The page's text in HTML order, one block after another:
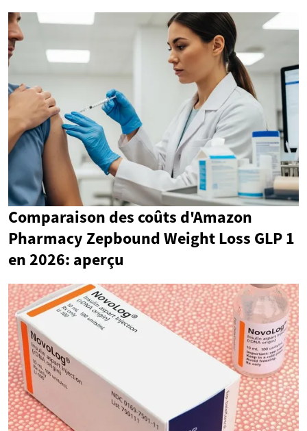
Comparaison des coûts d'Amazon
Pharmacy Zepbound Weight Loss GLP 1
en 2026: aperçu